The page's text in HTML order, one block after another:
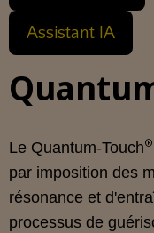
Assistant IA
Le Quantum-Touch®
par imposition des
résonance et
processus de